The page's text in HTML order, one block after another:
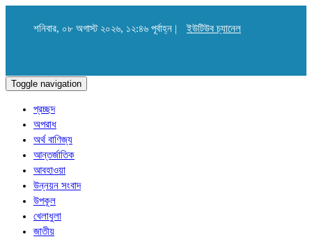
শনিবার, ০৮ অগাস্ট ২০২৬, ১২:৪৬ পূর্বাহ্ন | ইউটিউব চ্যানেল
Toggle navigation
প্রচ্ছদ
অপরাধ
অর্থ বাণিজ্য
আন্তর্জাতিক
আবহাওয়া
উন্নয়ন সংবাদ
উপকূল
খেলাধুলা
জাতীয়